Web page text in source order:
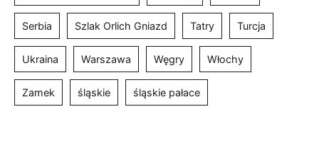
Serbia Szlak Orlich Gniazd Tatry Turcja
Ukraina Warszawa Węgry Włochy
Zamek śląskie śląskie pałace